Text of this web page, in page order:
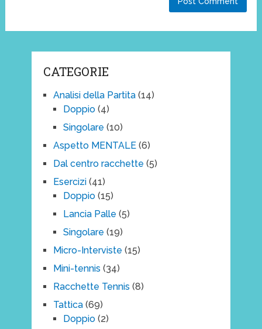
CATEGORIE
Analisi della Partita(14)
Doppio(4)
Singolare (10)
Aspetto MENTALE(6)
Dal centro racchette (5)
Esercizi(41)
Doppio(15)
Lancia Palle (5)
Singolare (19)
Micro-Interviste (15)
Mini-tennis (34)
Racchette Tennis (8)
Tattica(69)
Doppio(2)